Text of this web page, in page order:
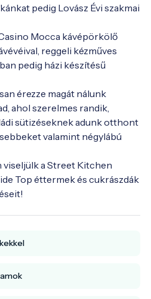
pedig Lovász Évi szakmai
Mocca kávépörkölő
reggeli kézműves
pedig házi készítésű
érezze magát nálunk
ahol szerelmes randik,
sütizéseknek adunk otthont
valamint négylábú
a Street Kitchen
Top éttermek és cukrászdák